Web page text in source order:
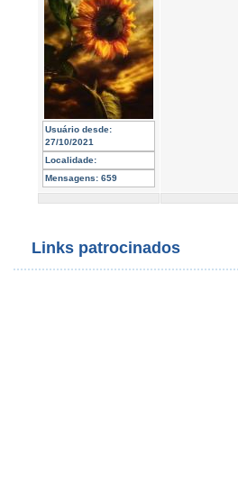
Usuário desde:
27/10/2021
Localidade:
Mensagens: 659
Links patrocinados